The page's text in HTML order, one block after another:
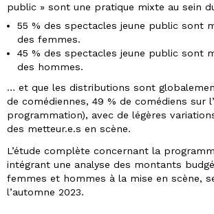
public » sont une pratique mixte au sein
55 % des spectacles jeune public sont
des femmes.
45 % des spectacles jeune public sont
des hommes.
… et que les distributions sont
de comédiennes, 49 % de comédiens sur
programmation), avec de légères
des metteur.e.s en scène.
L’étude complète concernant la
intégrant une analyse des montants
femmes et hommes à la mise en scène,
l’automne 2023.